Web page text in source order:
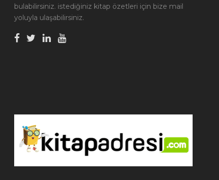
bulabilirsiniz. istediğiniz kitap özetleri için bize mail
yoluyla ulaşabilirsiniz.